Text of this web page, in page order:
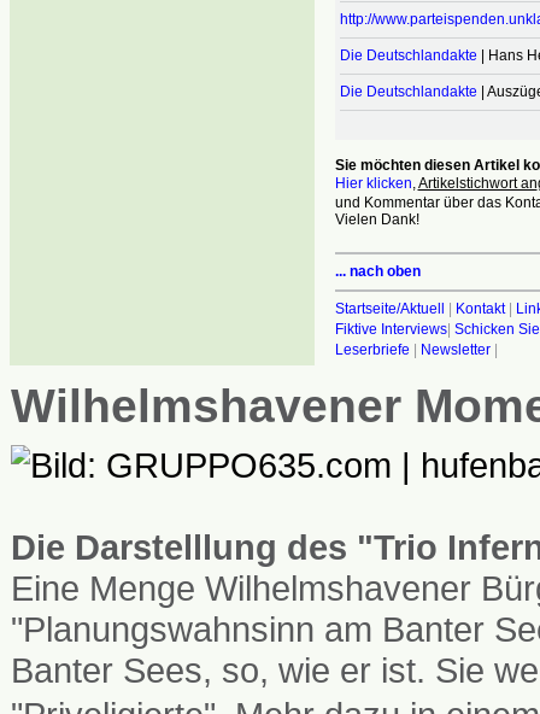
http://
Die Deutschlandakte | Hans
Die Deutschlandakte |
Sie möchten diesen Artikel
Hier klicken Artikelstichwort an
und Kommentar über das
Vielen Dank!
... nach oben
Startseite/Aktuell | Kontakt|
Fiktive Interviews| Schicken
Leserbriefe | Newsletter|
Wilhelmshavener
Die Darstelllung des "Trio
Eine Menge Wilhelmshavener
"Planungswahnsinn am Banter
Banter Sees, so, wie er ist. Sie